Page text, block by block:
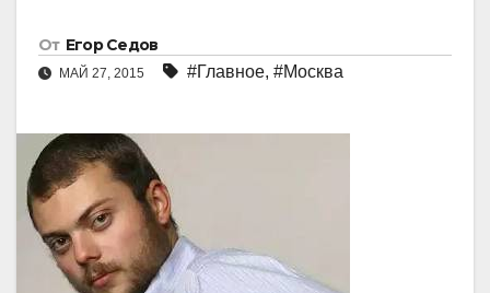
От Егор Седов
МАЙ 27, 2015 #Главное, #Москва